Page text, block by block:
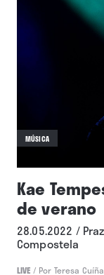
MÚSICA
Kae
de verano
28.05.2022 /
Compostela
LIVE / Por Teresa